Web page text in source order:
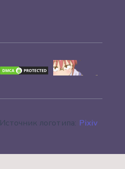
Источник логотипа: Pixiv